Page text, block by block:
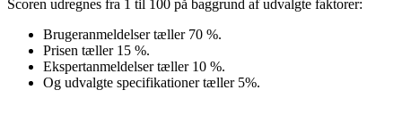
Scoren udregnes fra 1 til 100 på baggrund af udvalgte faktorer:
Brugeranmeldelser tæller 70 %.
Prisen tæller 15 %.
Ekspertanmeldelser tæller 10 %.
Og udvalgte specifikationer tæller 5%.